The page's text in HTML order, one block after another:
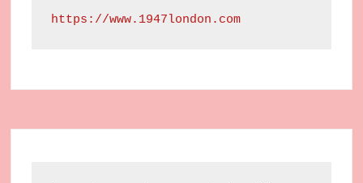
https://www.1947london.com